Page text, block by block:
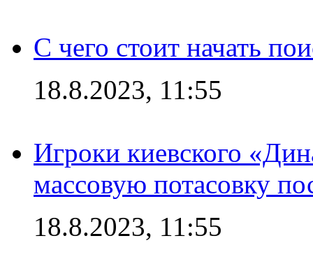
С чего стоит начать
18.8.2023, 11:55
Игроки киевского
массовую потасовку
18.8.2023, 11:55